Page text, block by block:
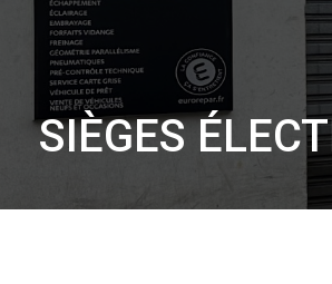
SIÈGES